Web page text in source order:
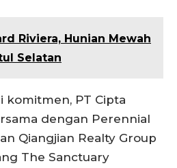
Riviera, Hunian Mewah
Selatan
komitmen, PT Cipta
dengan Perennial
Qiangjian Realty Group
The Sanctuary